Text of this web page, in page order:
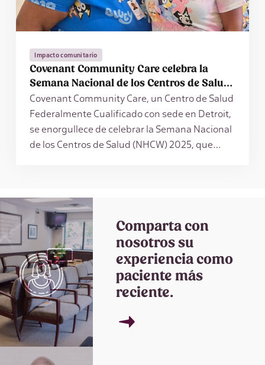
Impacto comunitario
Covenant Community Care celebra la
Semana Nacional de los Centros de Salud
2025
Covenant Community Care, un Centro de Salud
Federalmente Cualificado con sede en Detroit,
se enorgullece de celebrar la Semana Nacional
de los Centros de Salud (NHCW) 2025, que
Comparta con
nosotros su
experiencia como
paciente más
reciente.
→